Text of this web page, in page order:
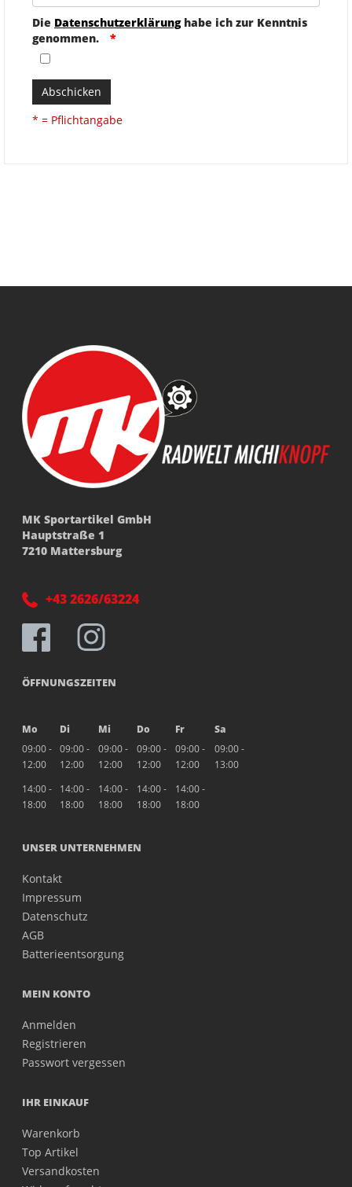
Die Datenschutzerklärunghabe ich zur Kenntnis
genommen.
Abschicken
* = Pflichtangabe
MK Sportartikel GmbH
Hauptstraße 1
7210 Mattersburg
+43 2626/63224
ÖFFNUNGSZEITEN
Mo Di Mi Do Fr
Sa
09:00 -
12:00
09:00 -
12:00
09:00 -
12:00
09:00 -
12:00
09:00 -
12:00
09:00 -
13:00
14:00 -
18:00
14:00 -
18:00
14:00 -
18:00
14:00 -
18:00
14:00 -
18:00
UNSER UNTERNEHMEN
Kontakt
Impressum
Datenschutz
AGB
Batterieentsorgung
MEIN KONTO
Anmelden
Registrieren
Passwort vergessen
IHR EINKAUF
Warenkorb
Top Artikel
Versandkosten